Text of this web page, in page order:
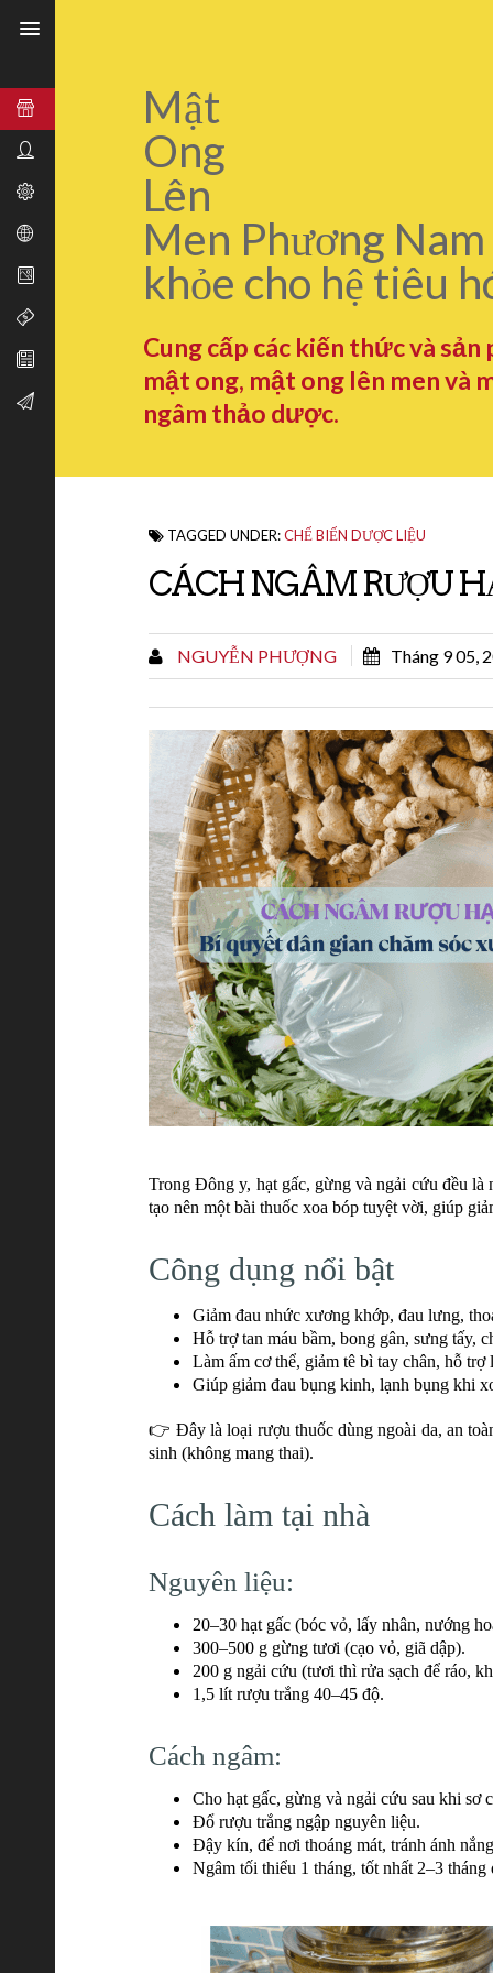
Mật
Ong
Lên
Men Phương Nam
khỏe cho hệ tiêu
Cung cấp các kiến thức và sản
mật ong, mật ong lên men và
ngâm thảo dược.
TAGGED UNDER:CHẾ BIẾN DƯỢC LIỆU
CÁCH NGÂM RƯỢU
NGUYỄN PHƯỢNG Tháng 9 05,
Trong Đông y, hạt gấc, gừng và ngải cứu đều
tạo nên một bài thuốc xoa bóp tuyệt vời, giúp
Công dụng nổi bật
Giảm đau nhức xương khớp, đau lưng,
Hỗ trợ tan máu bầm, bong gân, sưng tấy,
Làm ấm cơ thể, giảm tê bì tay chân, hỗ trợ
Giúp giảm đau bụng kinh, lạnh bụng khi
👉 Đây là loại rượu thuốc dùng ngoài da, an
sinh (không mang thai).
Cách làm tại nhà
Nguyên liệu:
20–30 hạt gấc (bóc vỏ, lấy nhân, nướng
300–500 g gừng tươi (cạo vỏ, giã dập).
200 g ngải cứu (tươi thì rửa sạch để ráo,
1,5 lít rượu trắng 40–45 độ.
Cách ngâm:
Cho hạt gấc, gừng và ngải cứu sau khi sơ
Đổ rượu trắng ngập nguyên liệu.
Đậy kín, để nơi thoáng mát, tránh ánh
Ngâm tối thiểu 1 tháng, tốt nhất 2–3